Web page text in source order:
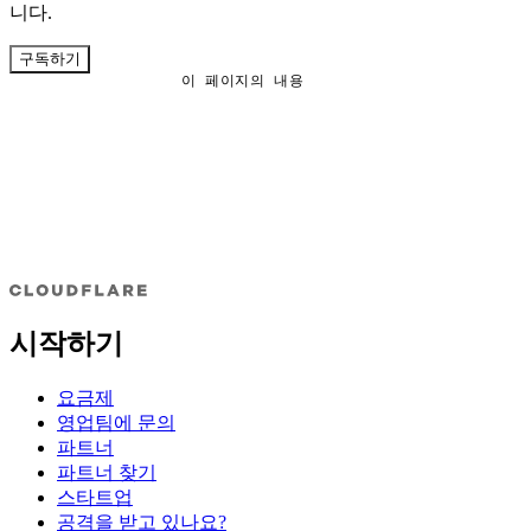
이 페이지의 내용
니다.
구독하기
시작하기
요금제
영업팀에 문의
파트너
파트너 찾기
스타트업
공격을 받고 있나요?